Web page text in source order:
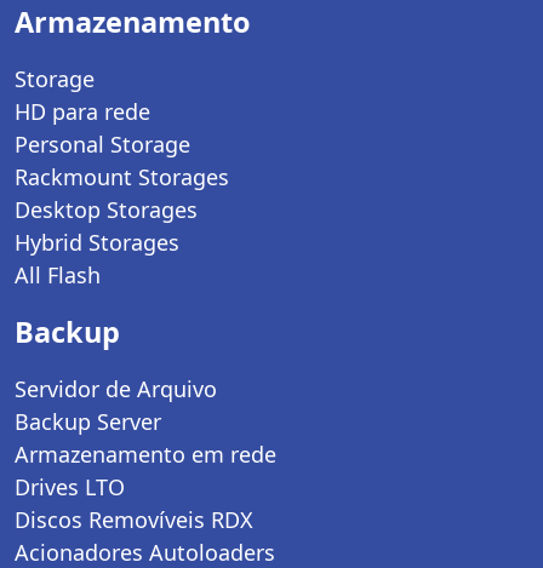
Armazenamento
Storage
HD para rede
Personal Storage
Rackmount Storages
Desktop Storages
Hybrid Storages
All Flash
Backup
Servidor de Arquivo
Backup Server
Armazenamento em rede
Drives LTO
Discos Removíveis RDX
Acionadores Autoloaders